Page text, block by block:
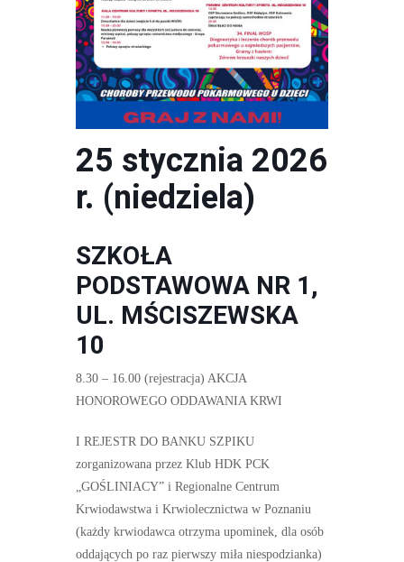
25 stycznia 2026
r. (niedziela)
SZKOŁA
PODSTAWOWA NR 1,
UL. MŚCISZEWSKA
10
8.30 – 16.00 (rejestracja) AKCJA
HONOROWEGO ODDAWANIA KRWI
I REJESTR DO BANKU SZPIKU
zorganizowana przez Klub HDK PCK
„GOŚLINIACY” i Regionalne Centrum
Krwiodawstwa i Krwiolecznictwa w Poznaniu
(każdy krwiodawca otrzyma upominek, dla osób
oddających po raz pierwszy miła niespodzianka)